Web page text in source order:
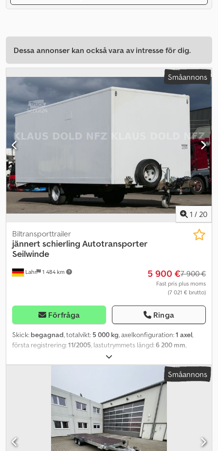
Dessa annonser kan också vara av intresse för dig.
Småannons
1 / 20
Lahr 1 484 km
Biltransporttrailer
jännert schierling Autotransporter
Seilwinde
5 900 €7 900 €
Fast pris plus moms
(7 021 € brutto)
Förfråga Ringa
Skick: begagnad, totalvikt: 5 000 kg, axelkonfiguration:1 axel,
första registrering:11/2005 , lastutrymmets längd:6 200 mm
, lastutrymmeshöjd:
Utrustning:ABS, bakgavellyft, Jännert Schierling, biltransportör
med vinsch För frågor: 0326239 * Skick: Mycket bra * Första
registrering: 2005-11-08 * Tillåten totalvikt: 5,00 ton * ABS *
Luftfjädring * Utdragbara påfartsramper * Aluminiumprofilgolv * 2
rullportar på vänster sida * Vinsch * Mekanisk lastramp Mått
(lastutrymme/lastyta): Inre längd: 6 200 mm Inre bredd: 2 360 mm
Inre höjd: 2 190 mm Däck: 205 / 65 R 17,5, luftfjädring ---- Pris: 5 900
euro + 19 % moms Om du har ytterligare frågor, kan du kontakta
oss på följande telefonnummer: Dcjdpfx Adeyvmm Ns Njk Vi talar:
Småannons